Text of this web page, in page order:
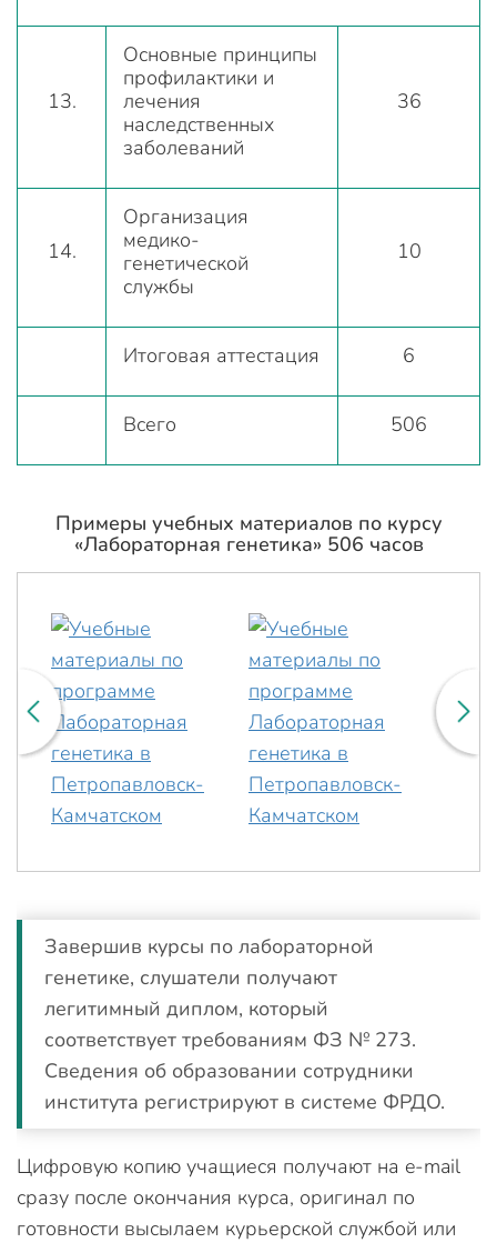
13.
Основные принципы
профилактики и
лечения
наследственных
заболеваний
36
14.
Организация
медико-
генетической
службы
10
Итоговая аттестация 6
Всего 506
Примеры учебных материалов по курсу
«Лабораторная генетика» 506 часов
Завершив курсы по лабораторной
генетике, слушатели получают
легитимный диплом, который
соответствует требованиям ФЗ № 273.
Сведения об образовании сотрудники
института регистрируют в системе ФРДО.
Цифровую копию учащиеся получают на e-mail
сразу после окончания курса, оригинал по
готовности высылаем курьерской службой или